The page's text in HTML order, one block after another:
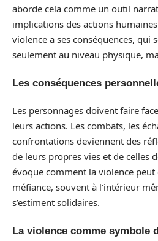
aborde cela comme un outil
implications des actions
violence a ses conséquences, qui
seulement au niveau physique,
Les conséquences
Les personnages doivent faire
leurs actions. Les combats, les
confrontations deviennent des
de leurs propres vies et de celles
évoque comment la violence
méfiance, souvent à l’intérieur
s’estiment solidaires.
La violence comme symbole